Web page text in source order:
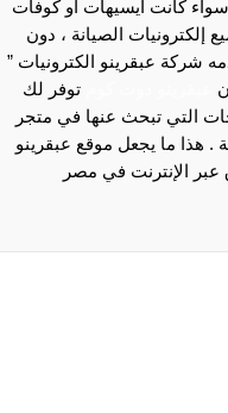
كانت ايسيهات او كوفات
إلكترونيات الصيانة ، دون
شركة عبقرينو الكترونيات ”
توفر لك
التي تبحث عنها في متجر
. هذا ما يجعل موقع عبقرينو